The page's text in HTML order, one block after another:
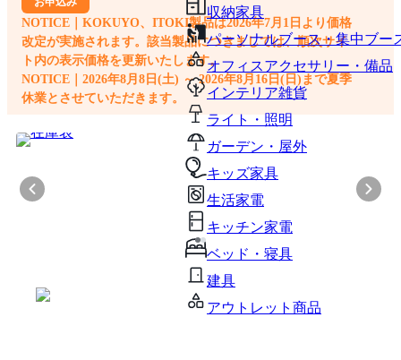
収納家具
パーソナルブース・集中ブー
オフィスアクセサリー・備品
インテリア雑貨
ライト・照明
ガーデン・屋外
キッズ家具
生活家電
キッチン家電
ベッド・寝具
建具
アウトレット商品
NOTICE｜KOKUYO、ITOKI製品は2026年7月1日より価格
改定が実施されます。該当製品につきましては、順次サイ
ト内の表示価格を更新いたします。
NOTICE｜2026年8月8日(土) ～ 2026年8月16日(日)まで夏季
休業とさせていただきます。